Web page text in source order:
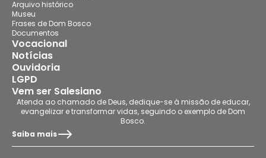
Arquivo histórico
Museu
Frases de Dom Bosco
Documentos
Vocacional
Notícias
Ouvidoria
LGPD
Vem ser Salesiano
Atenda ao chamado de Deus, dedique-se à missão de educar,
evangelizar e transformar vidas, seguindo o exemplo de Dom
Bosco.
Saiba mais